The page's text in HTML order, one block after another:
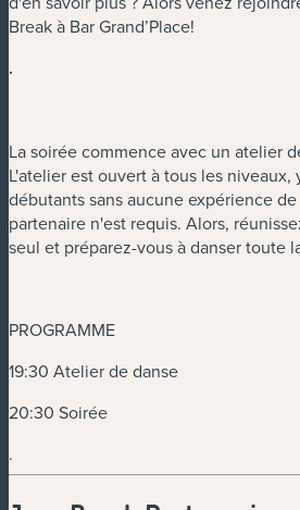
Break à Bar Grand’Place!
.
La soirée commence avec un atelier
L'atelier est ouvert à tous les niveaux,
débutants sans aucune expérience
partenaire n'est requis. Alors,
seul et préparez-vous à danser toute
PROGRAMME
19:30 Atelier de danse
20:30 Soirée
.